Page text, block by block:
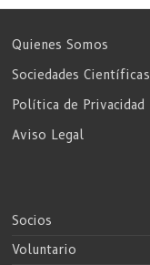
Quienes Somos
Sociedades Científicas
Política de Privacidad
Aviso Legal
Socios
Voluntario